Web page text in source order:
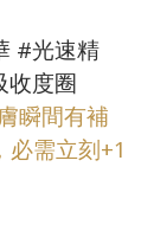
#光速精
收度圈
瞬間有補
需立刻+1